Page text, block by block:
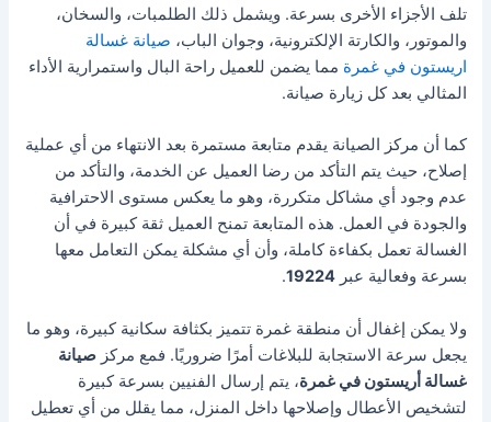
تلف الأجزاء الأخرى بسرعة. ويشمل ذلك الطلمبات، والسخان،
والموتور، والكارتة الإلكترونية، وجوان الباب، صيانة غسالة
اريستون في غمرة مما يضمن للعميل راحة البال واستمرارية الأداء
المثالي بعد كل زيارة صيانة.
كما أن مركز الصيانة يقدم متابعة مستمرة بعد الانتهاء من أي عملية
إصلاح، حيث يتم التأكد من رضا العميل عن الخدمة، والتأكد من
عدم وجود أي مشاكل متكررة، وهو ما يعكس مستوى الاحترافية
والجودة في العمل. هذه المتابعة تمنح العميل ثقة كبيرة في أن
الغسالة تعمل بكفاءة كاملة، وأن أي مشكلة يمكن التعامل معها
بسرعة وفعالية عبر19224
.
ولا يمكن إغفال أن منطقة غمرة تتميز بكثافة سكانية كبيرة، وهو ما
يجعل سرعة الاستجابة للبلاغات أمرًا ضروريًا. فمع مركزصيانة
غسالة أريستون في غمرة، يتم إرسال الفنيين بسرعة كبيرة
لتشخيص الأعطال وإصلاحها داخل المنزل، مما يقلل من أي تعطيل